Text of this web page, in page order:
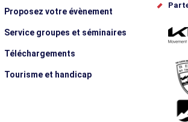
Proposez votre évènement
Service groupes et séminaires
Téléchargements
Tourisme et handicap